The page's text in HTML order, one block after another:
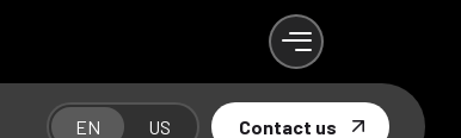
EN US Contact us